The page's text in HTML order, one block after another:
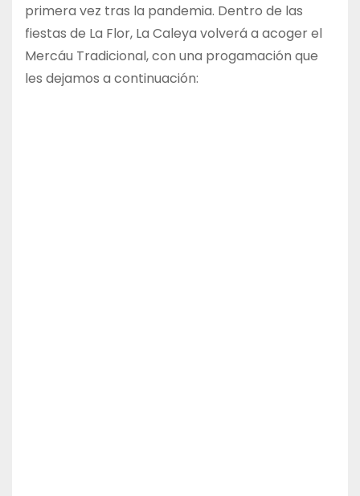
primera vez tras la pandemia. Dentro de las
fiestas de La Flor, La Caleya volverá a acoger el
Mercáu Tradicional, con una progamación que
les dejamos a continuación: